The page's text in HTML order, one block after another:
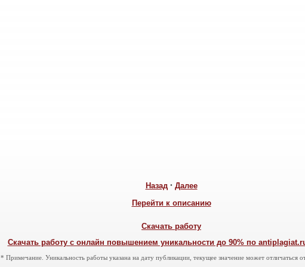
Назад • Далее
Перейти к описанию
Скачать работу
Скачать работу с онлайн повышением уникальности до 90% по
* Примечание. Уникальность работы указана на дату публикации, текущее значение может отличаться